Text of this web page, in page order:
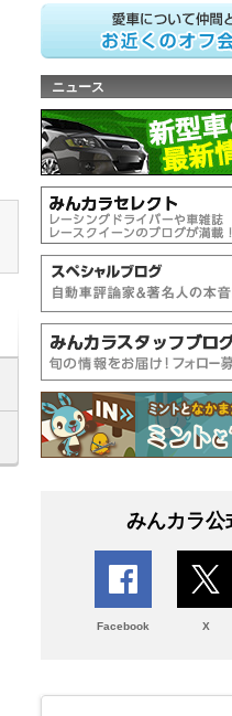
ニュース
みんカラ公
Facebook X